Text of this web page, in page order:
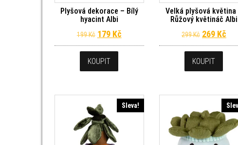
Plyšová dekorace – Bílý
hyacint Albi
199Kč Původní cena byla: 199 Kč.
179 KčAktuální cena je: 179 Kč.
KOUPIT
Velká plyšová květina
Růžový květináč Albi
299Kč Původní
269 Kč
KOUPIT
Sleva!